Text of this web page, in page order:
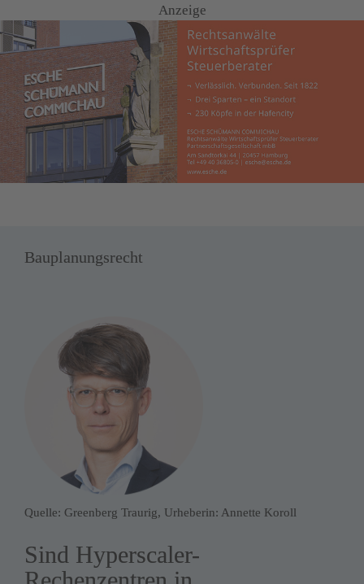
Anzeige
Bauplanungsrecht
Quelle: Greenberg Traurig, Urheberin: Annette Koroll
Sind Hyperscaler-